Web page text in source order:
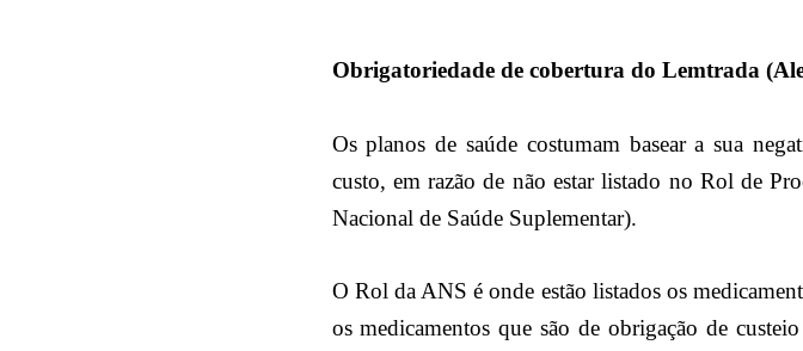
Obrigatoriedade de cobertura do Lemtrada
Os planos de saúde costumam basear a sua
custo, em razão de não estar listado no Rol de
Nacional de Saúde Suplementar).
O Rol da ANS é onde estão listados os
os medicamentos que são de obrigação de